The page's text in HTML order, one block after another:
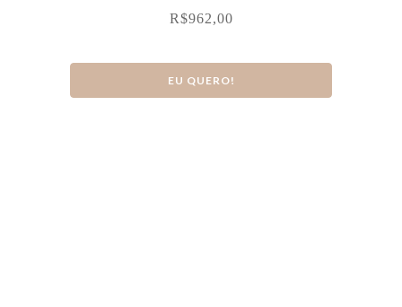
R$962,00
EU QUERO!